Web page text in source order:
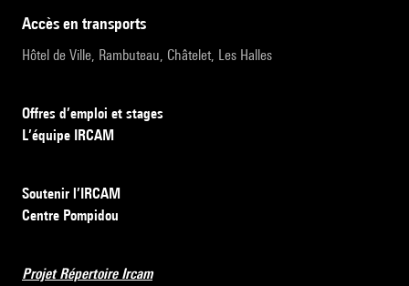
accès en transports
Hôtel de Ville, Rambuteau, Châtelet, Les Halles
Offres d’emploi et stages
L’équipe IRCAM
Soutenir l’IRCAM
Centre Pompidou
Projet Répertoire Ircam